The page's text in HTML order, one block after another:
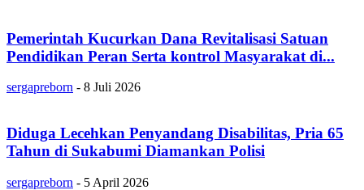
Pemerintah Kucurkan Dana Revitalisasi Satuan
Pendidikan Peran Serta kontrol Masyarakat di...
sergapreborn - 8 Juli 2026
Diduga Lecehkan Penyandang Disabilitas, Pria 65
Tahun di Sukabumi Diamankan Polisi
sergapreborn - 5 April 2026